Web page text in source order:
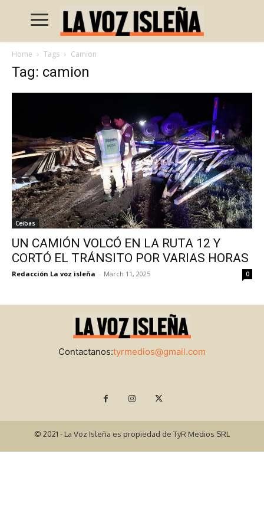
Home Tags Camion
Tag: camion
Ceibas
UN CAMIÓN VOLCÓ EN LA RUTA 12 Y
CORTÓ EL TRÁNSITO POR VARIAS HORAS
Redacción La voz isleña - March 11, 2025 0
Contactanos:tyrmedios@gmail.com
© 2021 - La Voz Isleña es propiedad de TyR Medios SRL